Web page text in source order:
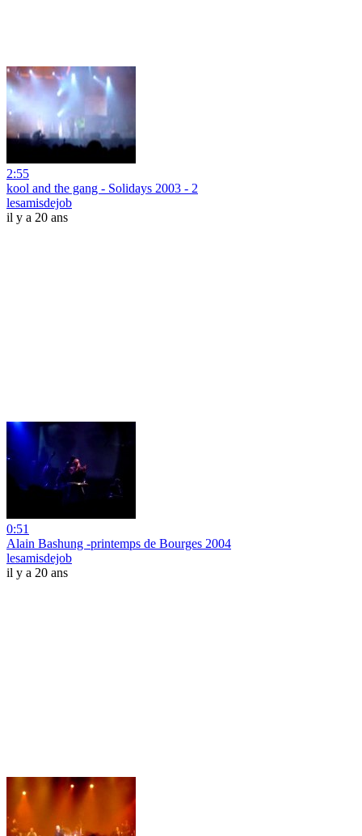
2:55
kool and the gang - Solidays 2003 - 2
lesamisdejob
il y a 20 ans
0:51
Alain Bashung -printemps de Bourges 2004
lesamisdejob
il y a 20 ans